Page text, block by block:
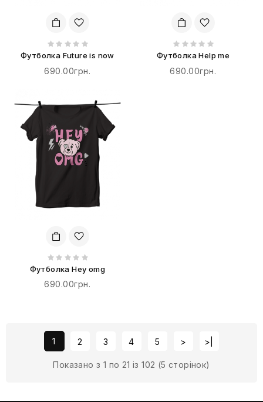
Футболка Future is now
690.00грн.
Футболка Help me
690.00грн.
Футболка Hey omg
690.00грн.
1 2 3 4 5 > >|
Показано з 1 по 21 із 102 (5 сторінок)